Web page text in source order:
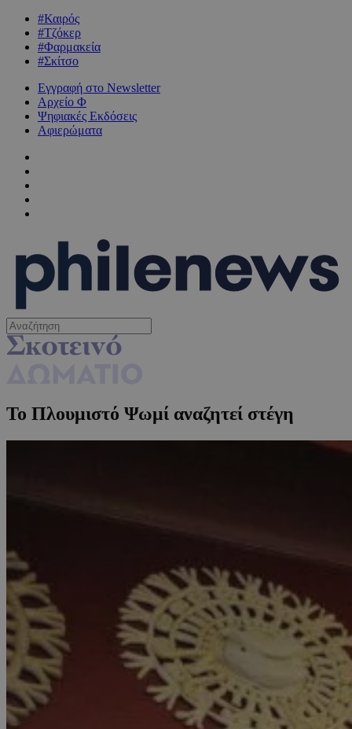
#Καιρός
#Τζόκερ
#Φαρμακεία
#Σκίτσο
Εγγραφή στο Newsletter
Αρχείο Φ
Ψηφιακές Εκδόσεις
Αφιερώματα
Το Πλουμιστό Ψωμί αναζητεί στέγη